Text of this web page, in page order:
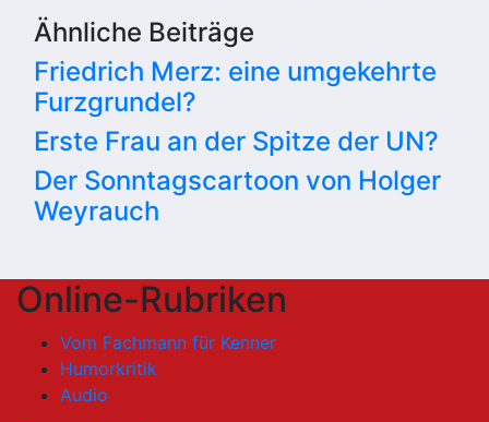
Ähnliche Beiträge
Friedrich Merz: eine umgekehrte
Furzgrundel?
Erste Frau an der Spitze der UN?
Der Sonntagscartoon von Holger
Weyrauch
Online-Rubriken
Vom Fachmann für Kenner
Humorkritik
Audio